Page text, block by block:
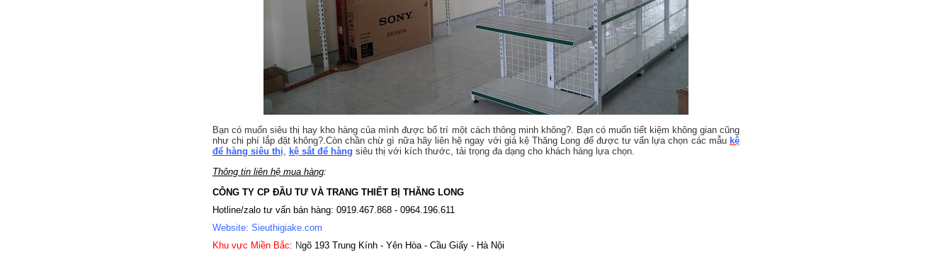
Bạn có muốn siêu thị hay kho hàng của mình được bố trí một cách thông minh không?. Bạn có muốn tiết kiệm không gian cũng
như chi phí lắp đặt không?.Còn chần chừ gì nữa hãy liên hệ ngay với giá kệ Thăng Long để được tư vấn lựa chọn các mẫu kệ
để hàng siêu thị, kệ sắt để hàng siêu thị với kích thước, tải trọng đa dạng cho khách hàng lựa chọn.
Thông tin liên hệ mua hàng:
CÔNG TY CP ĐẦU TƯ VÀ TRANG THIẾT BỊ THĂNG LONG
Hotline/zalo tư vấn bán hàng: 0919.467.868 - 0964.196.611
Website: Sieuthigiake.com
Khu vực Miền Bắc: Ngõ 193 Trung Kính - Yên Hòa - Cầu Giấy - Hà Nội